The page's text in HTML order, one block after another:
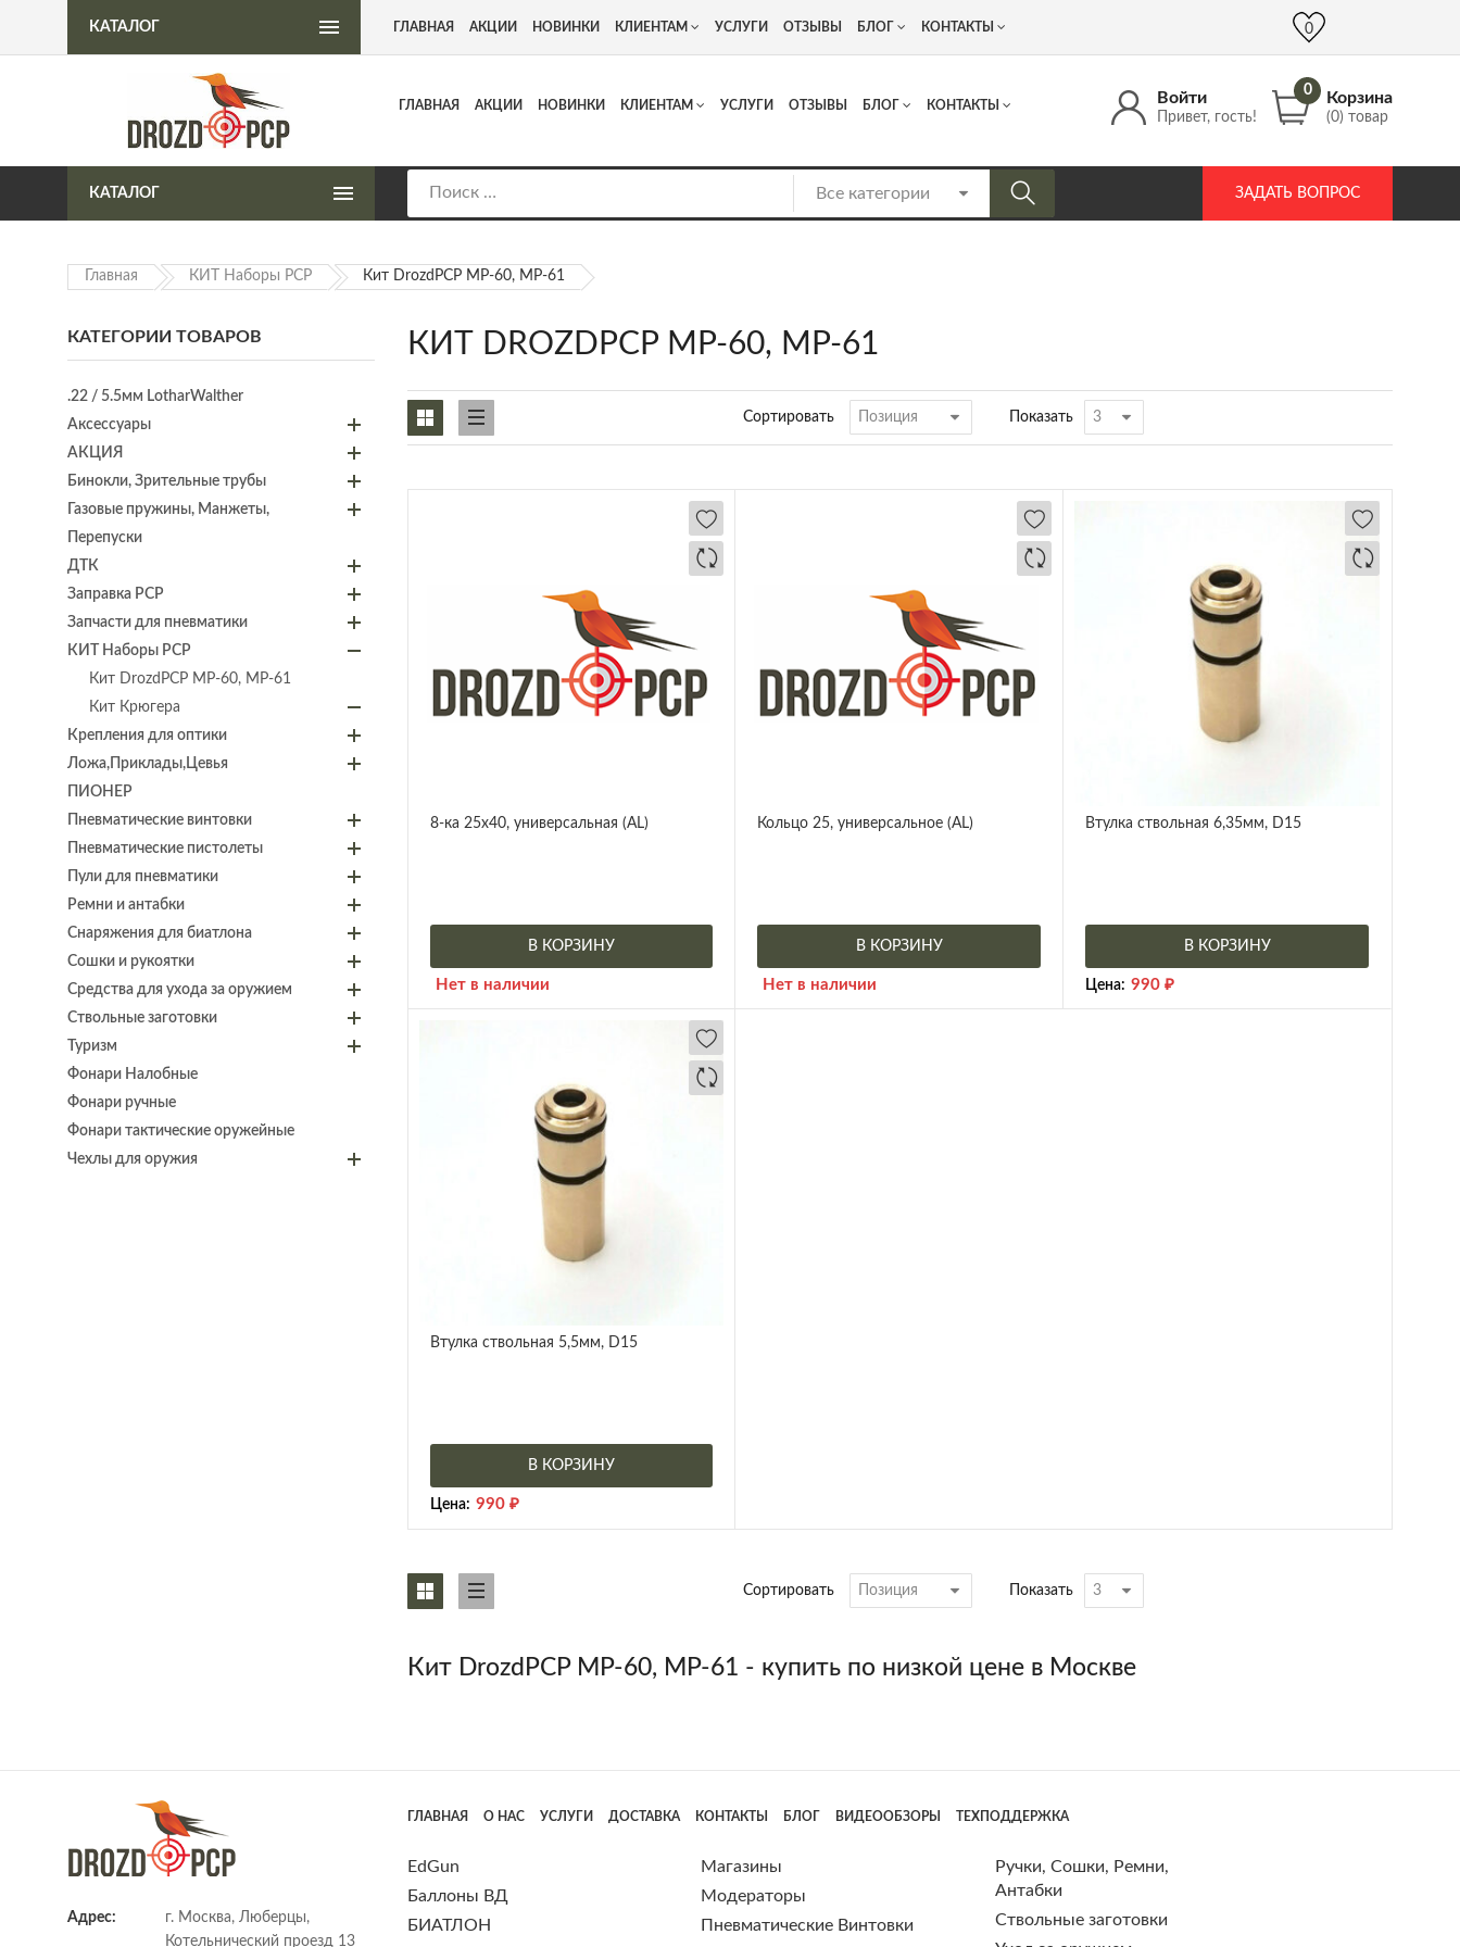
Интернет-магазин пневматического оружия Адрес: г. Москва, Люберцы, Котельнический проезд 13 +7 (917) 537 17 16 info@DrozdPcp.ru
Войти
Привет, гость!
0 Корзина
(0) товар
ГЛАВНАЯ АКЦИИ НОВИНКИ КЛИЕНТАМ УСЛУГИ ОТЗЫВЫ БЛОГ КОНТАКТЫ
КАТАЛОГ ЗАДАТЬ ВОПРОС
КАТАЛОГ ГЛАВНАЯ АКЦИИ НОВИНКИ КЛИЕНТАМ УСЛУГИ ОТЗЫВЫ БЛОГ КОНТАКТЫ 0
Главная КИТ Наборы PCP Кит DrozdPCP МР-60, МР-61
КИТ DROZDPCP МР-60, МР-61
Сортировать Показать
8-ка 25х40, универсальная (AL)
В КОРЗИНУ
Нет в наличии
Кольцо 25, универсальное (AL)
В КОРЗИНУ
Нет в наличии
Втулка ствольная 6,35мм, D15
В КОРЗИНУ
Цена: 990₽
Втулка ствольная 5,5мм, D15
В КОРЗИНУ
Цена: 990 ₽
Сортировать Показать
Кит DrozdPCP МР-60, МР-61 - купить по низкой цене в Москве
КАТЕГОРИИ ТОВАРОВ
.22 / 5.5мм LotharWalther
Аксессуары
АКЦИЯ
Бинокли, Зрительные трубы
Газовые пружины, Манжеты,
Перепуски
ДТК
Заправка PCP
Запчасти для пневматики
КИТ Наборы PCP
Кит DrozdPCP МР-60, МР-61
Кит Крюгера
Крепления для оптики
Ложа,Приклады,Цевья
ПИОНЕР
Пневматические винтовки
Пневматические пистолеты
Пули для пневматики
Ремни и антабки
Снаряжения для биатлона
Сошки и рукоятки
Средства для ухода за оружием
Ствольные заготовки
Туризм
Фонари Налобные
Фонари ручные
Фонари тактические оружейные
Чехлы для оружия
Адрес:
г. Москва, Люберцы,
Котельнический проезд 13
ГЛАВНАЯ О НАС УСЛУГИ ДОСТАВКА КОНТАКТЫ БЛОГ ВИДЕООБЗОРЫ ТЕХПОДДЕРЖКА
EdGun
Баллоны ВД
БИАТЛОН
Магазины
Модераторы
Пневматические Винтовки
Ручки, Сошки, Ремни,
Антабки
Ствольные заготовки